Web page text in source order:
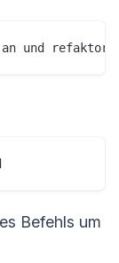
und
Befehls um